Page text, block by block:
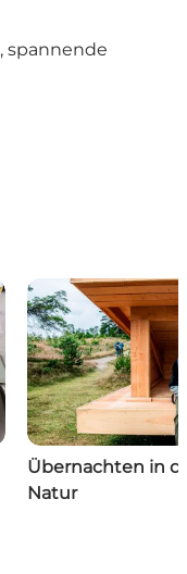
, spannende
Übernachten in
Natur